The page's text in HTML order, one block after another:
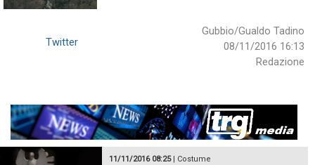
Gubbio/Gualdo Tadino
08/11/2016 16:13
Redazione
Twitter
11/11/2016 08:25| Costume